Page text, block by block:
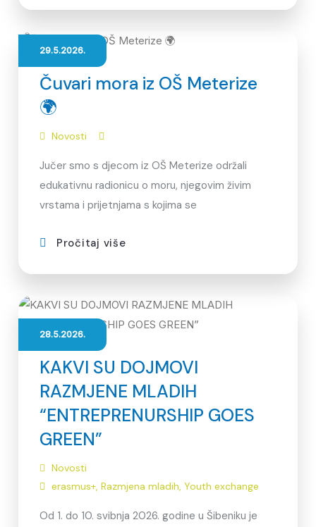
29.5.2026.
Čuvari mora iz OŠ Meterize
🌍
Novosti
Jučer smo s djecom iz OŠ Meterize održali
edukativnu radionicu o moru, njegovim živim
vrstama i prijetnjama s kojima se
Pročitaj više
28.5.2026.
KAKVI SU DOJMOVI
RAZMJENE MLADIH
“ENTREPRENURSHIP GOES
GREEN”
Novosti
erasmus+,Razmjena mladih,Youth exchange
Od 1. do 10. svibnja 2026. godine u Šibeniku je